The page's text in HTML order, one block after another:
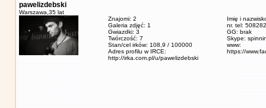
pawelizdebski
Warszawa, 35 lat
Znajomi: 2
Galeria zdjęć: 1
Gwiazdki: 3
Twórczość: 7
Stan/cel irków: 108,9 / 100000
Adres profilu w IRCE:
http://irka.com.pl/u/pawelizdebski
Imię i
nr. tel:
GG: brak
Skype:
www:
https://